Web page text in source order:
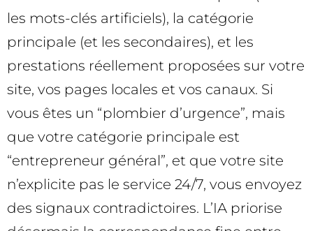
les mots-clés artificiels), la catégorie
principale (et les secondaires), et les
prestations réellement proposées sur votre
site, vos pages locales et vos canaux. Si
vous êtes un “plombier d’urgence”, mais
que votre catégorie principale est
“entrepreneur général”, et que votre site
n’explicite pas le service 24/7, vous envoyez
des signaux contradictoires. L’IA priorise